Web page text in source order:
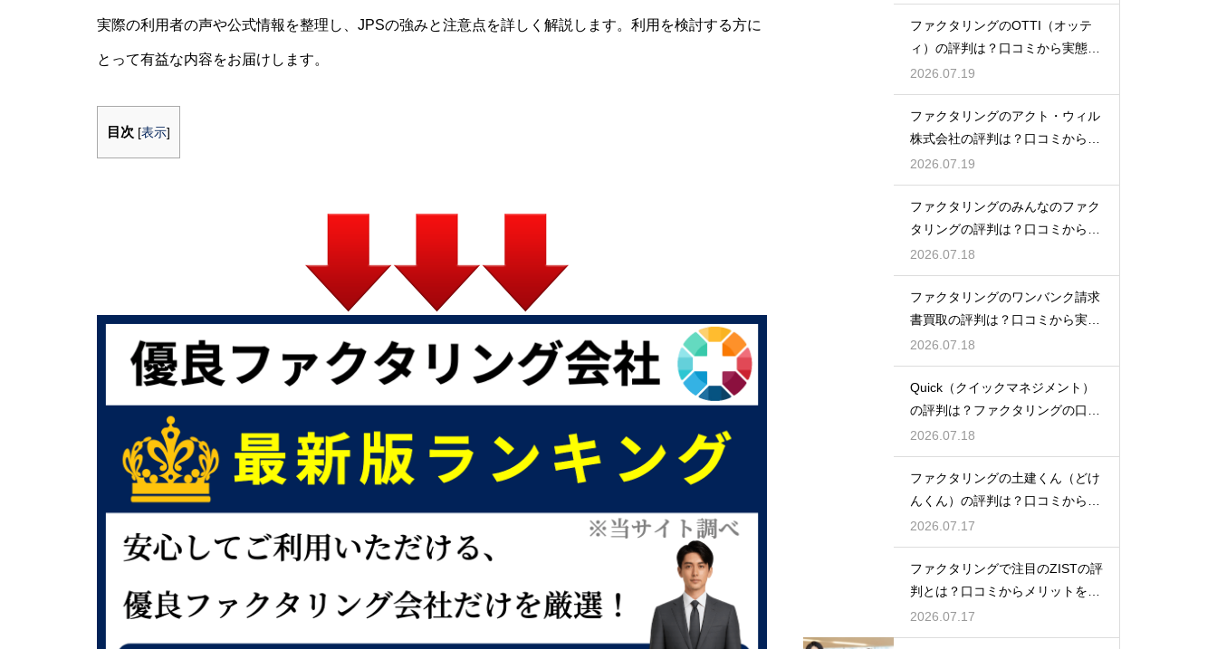
実際の利用者の声や公式情報を整理し、JPSの強みと注意点を詳しく解説します。利用を検討する方に
とって有益な内容をお届けします。
目次 [表示]
ファクタリングのOTTI（オッテ
ィ）の評判は？口コミから実態を
徹底解説
2026.07.19
ファクタリングのアクト・ウィル
株式会社の評判は？口コミから実
態を徹底解説
2026.07.19
ファクタリングのみんなのファク
タリングの評判は？口コミから実
態を徹底解説
2026.07.18
ファクタリングのワンバンク請求
書買取の評判は？口コミから実態
を徹底解説
2026.07.18
Quick（クイックマネジメント）
の評判は？ファクタリングの口コ
ミ検証
2026.07.18
ファクタリングの土建くん（どけ
んくん）の評判は？口コミから実
態を徹底解説
2026.07.17
ファクタリングで注目のZISTの評
判とは？口コミからメリットを徹
底解説
2026.07.17